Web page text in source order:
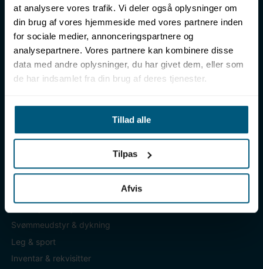
at analysere vores trafik. Vi deler også oplysninger om
din brug af vores hjemmeside med vores partnere inden
for sociale medier, annonceringspartnere og
analysepartnere. Vores partnere kan kombinere disse
data med andre oplysninger, du har givet dem, eller som
de har indsamlet fra din brug af deres tjenester.
Tillad alle
Tilpas
Afvis
LML SPORT er en engrosforhandler af alt til vand. Vores
sortiment omfatter f.eks. badetøj, svømmeudstyr, udstyr til
vandleg og vandsport, vandbehandling og teknik samt inventar
til vådrum, sauna & spa. Vores kunder er bl.a. svømmehaller,
badelande, friluftsbade, campingpladser, feriecentre,
idrætshaller og skoler. Vælg os som din leverandør, fordi vi har
over 50 års erfaring i branchen og tilbyder den højeste
info@lml-sport.dk
Svømmeudstyr & dykning
Leg & sport
Inventar & rekvisitter